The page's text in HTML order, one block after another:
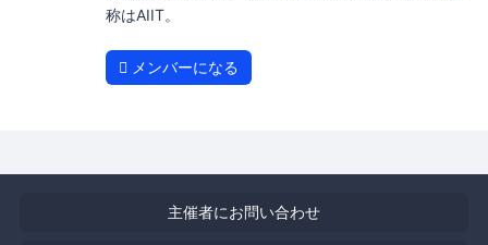
称はAIIT。
メンバーになる
主催者にお問い合わせ